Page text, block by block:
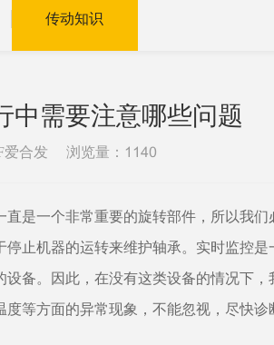
传动知识
传动知识
中需要注意哪些问题
爱合发 浏览量： 1140
是一个非常重要的旋转部件，所以我们
止机器的运转来维护轴承。实时监控
备。因此，在没有这类设备的情况下
等方面的异常现象，不能忽视，尽快诊